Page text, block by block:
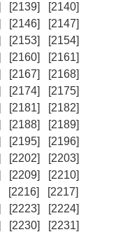
[2139]
[2140]
[2146]
[2147]
[2153]
[2154]
[2160]
[2161]
[2167]
[2168]
[2174]
[2175]
[2181]
[2182]
[2188]
[2189]
[2195]
[2196]
[2202]
[2203]
[2209]
[2210]
[2216]
[2217]
[2223]
[2224]
[2230]
[2231]